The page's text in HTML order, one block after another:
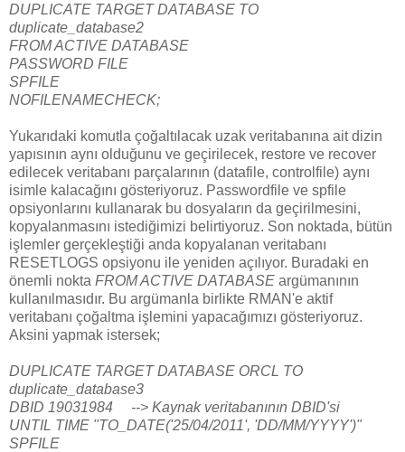
DUPLICATE TARGET DATABASE TO
duplicate_database2
FROM ACTIVE DATABASE
PASSWORD FILE
SPFILE
NOFILENAMECHECK;
Yukarıdaki komutla çoğaltılacak uzak veritabanına ait dizin
yapısının aynı olduğunu ve geçirilecek, restore ve recover
edilecek veritabanı parçalarının (datafile, controlfile) aynı
isimle kalacağını gösteriyoruz. Passwordfile ve spfile
opsiyonlarını kullanarak bu dosyaların da geçirilmesini,
kopyalanmasını istediğimizi belirtiyoruz. Son noktada, bütün
işlemler gerçekleştiği anda kopyalanan veritabanı
RESETLOGS opsiyonu ile yeniden açılıyor. Buradaki en
önemli nokta FROM ACTIVE DATABASE argümanının
kullanılmasıdır. Bu argümanla birlikte RMAN'e aktif
veritabanı çoğaltma işlemini yapacağımızı gösteriyoruz.
Aksini yapmak istersek;
DUPLICATE TARGET DATABASE ORCL TO
duplicate_database3
DBID 19031984 --> Kaynak veritabanının DBID'si
UNTIL TIME "TO_DATE('25/04/2011', 'DD/MM/YYYY')"
SPFILE